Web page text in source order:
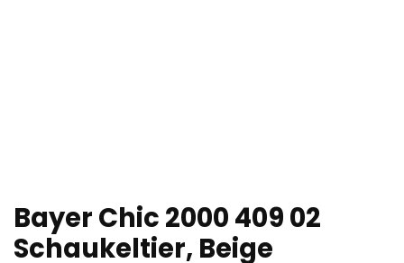
Bayer Chic 2000 409 02
Schaukeltier, Beige